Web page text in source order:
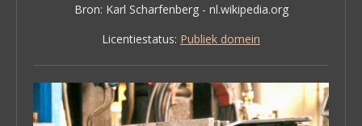
Bron: Karl Scharfenberg - nl.wikipedia.org
Licentiestatus: Publiek domein